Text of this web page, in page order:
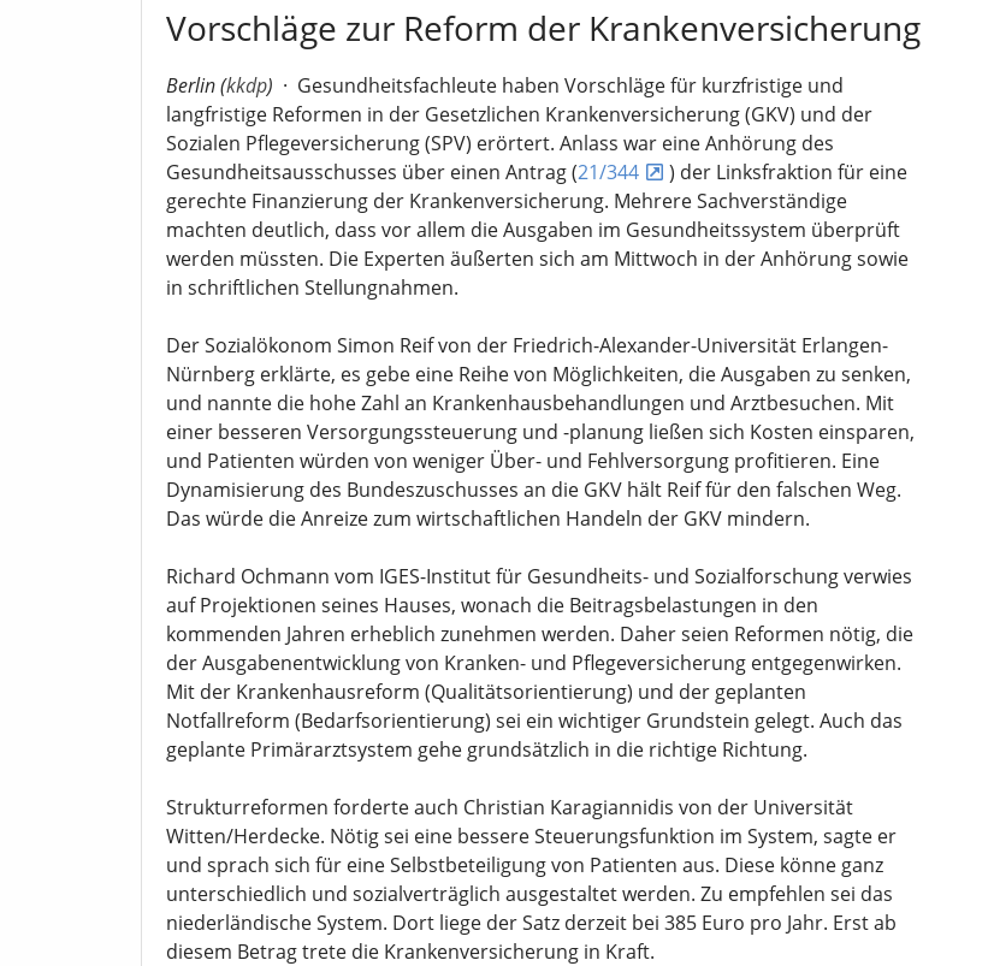
Vorschläge zur Reform der Krankenversicherung
Berlin (kkdp) · Gesundheitsfachleute haben Vorschläge für kurzfristige und
langfristige Reformen in der Gesetzlichen Krankenversicherung (GKV) und der
Sozialen Pflegeversicherung (SPV) erörtert. Anlass war eine Anhörung des
Gesundheitsausschusses über einen Antrag (21/344
) der Linksfraktion für eine
gerechte Finanzierung der Krankenversicherung. Mehrere Sachverständige
machten deutlich, dass vor allem die Ausgaben im Gesundheitssystem überprüft
werden müssten. Die Experten äußerten sich am Mittwoch in der Anhörung sowie
in schriftlichen Stellungnahmen.
Der Sozialökonom Simon Reif von der Friedrich-Alexander-Universität Erlangen-
Nürnberg erklärte, es gebe eine Reihe von Möglichkeiten, die Ausgaben zu senken,
und nannte die hohe Zahl an Krankenhausbehandlungen und Arztbesuchen. Mit
einer besseren Versorgungssteuerung und -planung ließen sich Kosten einsparen,
und Patienten würden von weniger Über- und Fehlversorgung profitieren. Eine
Dynamisierung des Bundeszuschusses an die GKV hält Reif für den falschen Weg.
Das würde die Anreize zum wirtschaftlichen Handeln der GKV mindern.
Richard Ochmann vom IGES-Institut für Gesundheits- und Sozialforschung verwies
auf Projektionen seines Hauses, wonach die Beitragsbelastungen in den
kommenden Jahren erheblich zunehmen werden. Daher seien Reformen nötig, die
der Ausgabenentwicklung von Kranken- und Pflegeversicherung entgegenwirken.
Mit der Krankenhausreform (Qualitätsorientierung) und der geplanten
Notfallreform (Bedarfsorientierung) sei ein wichtiger Grundstein gelegt. Auch das
geplante Primärarztsystem gehe grundsätzlich in die richtige Richtung.
Strukturreformen forderte auch Christian Karagiannidis von der Universität
Witten/Herdecke. Nötig sei eine bessere Steuerungsfunktion im System, sagte er
und sprach sich für eine Selbstbeteiligung von Patienten aus. Diese könne ganz
unterschiedlich und sozialverträglich ausgestaltet werden. Zu empfehlen sei das
niederländische System. Dort liege der Satz derzeit bei 385 Euro pro Jahr. Erst ab
diesem Betrag trete die Krankenversicherung in Kraft.